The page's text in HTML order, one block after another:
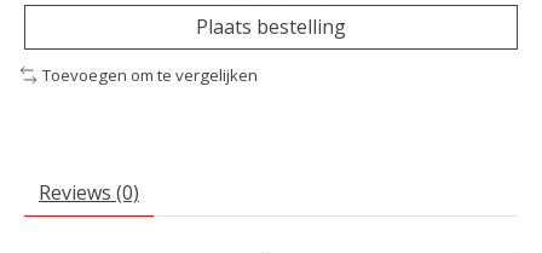
Plaats bestelling
Toevoegen om te vergelijken
Reviews (0)